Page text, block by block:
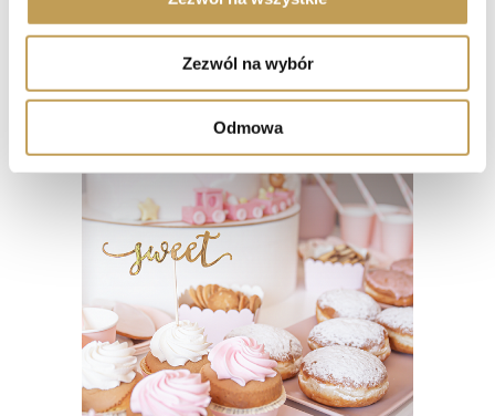
korzystasz z naszej witryny, udostępniamy partnerom
Partnerzy mogą połączyć te informacje z innymi danymi
otrzymanymi od Ciebie lub uzyskanymi podczas
Zezwól na wybór
Odmowa
telefonowania pod numer694 954 234.